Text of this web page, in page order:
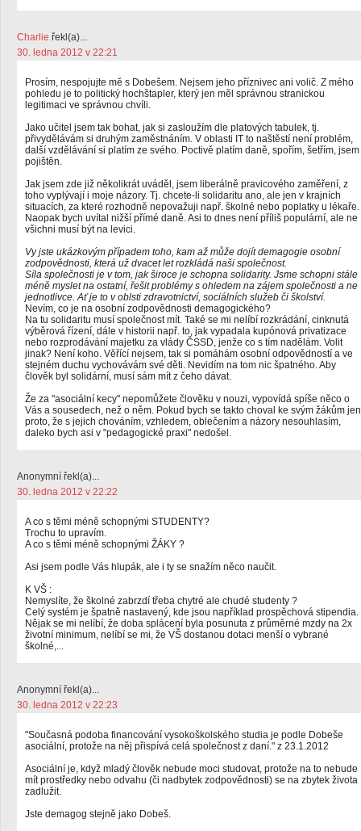
Charlie řekl(a)...
30. ledna 2012 v 22:21
Prosím, nespojujte mě s Dobešem. Nejsem jeho příznivec ani volič. Z mého
pohledu je to politický hochštapler, který jen měl správnou stranickou
legitimaci ve správnou chvíli.
Jako učitel jsem tak bohat, jak si zasloužím dle platových tabulek, tj.
přivydělávám si druhým zaměstnáním. V oblasti IT to naštěstí není problém,
další vzdělávání si platím ze svého. Poctivě platím daně, spořím, šetřím, jsem
pojištěn.
Jak jsem zde již několikrát uváděl, jsem liberálně pravicového zaměření, z
toho vyplývají i moje názory. Tj. chcete-li solidaritu ano, ale jen v krajních
situacích, za které rozhodně nepovažuji např. školné nebo poplatky u lékaře.
Naopak bych uvítal nižší přímé daně. Asi to dnes není příliš populární, ale ne
všichni musí být na levici.
Vy jste ukázkovým případem toho, kam až může dojít demagogie osobní
zodpovědnosti, která už dvacet let rozkládá naši společnost.
Síla společnosti je v tom, jak široce je schopna solidarity. Jsme schopni stále
méně myslet na ostatní, řešit problémy s ohledem na zájem společnosti a ne
jednotlivce. Ať je to v oblsti zdravotnictví, sociálních služeb či školství.
Nevím, co je na osobní zodpovědnosti demagogického?
Na tu solidaritu musí společnost mít. Také se mi nelíbí rozkrádání, cinknutá
výběrová řízení, dále v historii např. to, jak vypadala kupónová privatizace
nebo rozprodávání majetku za vlády ČSSD, jenže co s tím nadělám. Volit
jinak? Není koho. Věřící nejsem, tak si pomáhám osobní odpovědností a ve
stejném duchu vychovávám své děti. Nevidím na tom nic špatného. Aby
člověk byl solidární, musí sám mít z čeho dávat.
Že za "asociální kecy" nepomůžete člověku v nouzi, vypovídá spíše něco o
Vás a sousedech, než o něm. Pokud bych se takto choval ke svým žákům jen
proto, že s jejich chováním, vzhledem, oblečením a názory nesouhlasím,
daleko bych asi v "pedagogické praxi" nedošel.
Anonymní řekl(a)...
30. ledna 2012 v 22:22
A co s těmi méně schopnými STUDENTY?
Trochu to upravím.
A co s těmi méně schopnými ŽÁKY ?
Asi jsem podle Vás hlupák, ale i ty se snažím něco naučit.
K VŠ :
Nemyslíte, že školné zabrzdí třeba chytré ale chudé studenty ?
Celý systém je špatně nastavený, kde jsou například prospěchová stipendia.
Nějak se mi nelíbí, že doba splácení byla posunuta z průměrné mzdy na 2x
životní minimum, nelíbí se mi, že VŠ dostanou dotaci menší o vybrané
školné,...
Anonymní řekl(a)...
30. ledna 2012 v 22:23
"Současná podoba financování vysokoškolského studia je podle Dobeše
asociální, protože na něj přispívá celá společnost z daní." z 23.1.2012
Asociální je, když mladý člověk nebude moci studovat, protože na to nebude
mít prostředky nebo odvahu (či nadbytek zodpovědnosti) se na zbytek života
zadlužit.
Jste demagog stejně jako Dobeš.